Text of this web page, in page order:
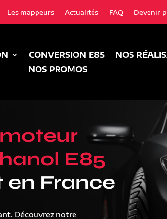
Les mappeurs Actualités FAQ Devenir
CONVERSION E85
NOS
NOS PROMOS
E85
France
Découvrez notre